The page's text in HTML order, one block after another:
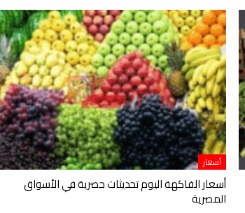
أسعار
أسعار الفاكهة اليوم تحديثات حصرية في الأسواق
المصرية